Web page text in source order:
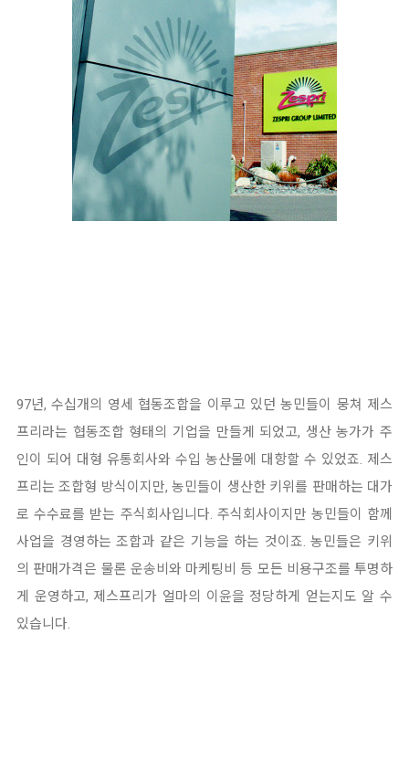
97년, 수십개의 영세 협동조합을 이루고 있던 농민들이 뭉쳐 제스
프리라는 협동조합 형태의 기업을 만들게 되었고, 생산농가가 주
인이 되어 대형 유통회사와 수입 농산물에 대항할 수 있었죠. 제스
프리는 조합형 방식이지만, 농민들이 생산한 키위를 판매하는 대가
로 수수료를 받는 주식회사입니다. 주식회사이지만 농민들이 함께
사업을 경영하는 조합과 같은 기능을 하는 것이죠.농민들은 키위
의 판매가격은 물론 운송비와 마케팅비 등 모든 비용구조를 투명하
게 운영하고, 제스프리가 얼마의 이윤을 정당하게 얻는지도 알 수
있습니다.